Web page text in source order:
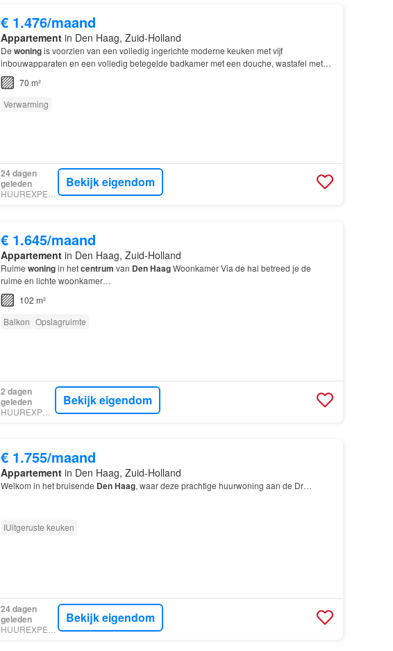
€ 1.476/maand
Appartementin Den Haag, Zuid-Holland
De woningis voorzien van een volledig ingerichte moderne keuken met vijf
inbouwapparaten en een volledig betegelde badkamer met een douche, wastafel met
Binck City Park TWEE is gelegen in de creatieve wijk Binckhorst, op kor…
70 m²
Verwarming
24 dagen
geleden
Bekijk eigendom
€ 1.645/maand
Appartementin Den Haag, Zuid-Holland
Ruime woningin hetcentrum van Den HaagWoonkamer Via de hal betreed je de
ruime en lichte woonkamer…
102 m²
Balkon Opslagruimte
2 dagen
geleden
HUUREXPERT
Bekijk eigendom
€ 1.755/maand
Appartementin Den Haag, Zuid-Holland
Welkom in het bruisende Den Haag, waar deze prachtige huurwoning aan de Dr…
IUitgeruste keuken
24 dagen
geleden
Bekijk eigendom